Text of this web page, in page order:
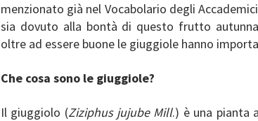
menzionato già nel Vocabolario degli
sia dovuto alla bontà di questo frutto
oltre ad essere buone le giuggiole hanno
Che cosa sono le giuggiole?
Il giuggiolo (Ziziphus jujube Mill.) è una pianta